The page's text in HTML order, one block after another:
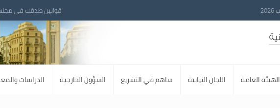
قوانين صدقت في
الهيئة العامة اللجان النيابية ساهم في التشريع الشؤون الخارجية الدراسات